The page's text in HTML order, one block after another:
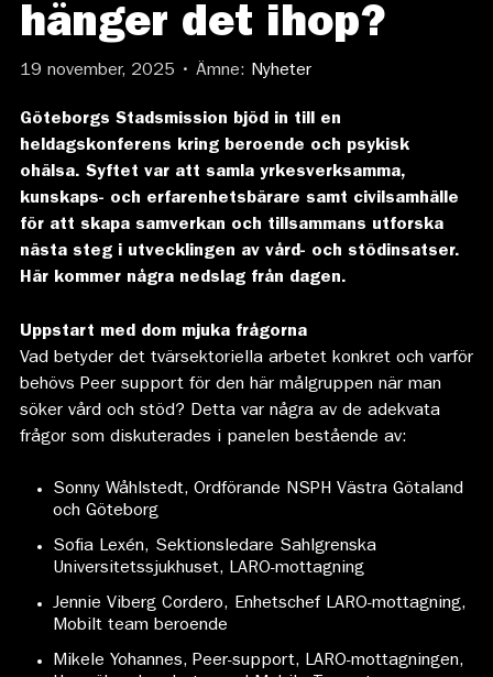
hänger det ihop?
19 november, 2025 • Ämne: Nyheter
Göteborgs Stadsmission bjöd in till en
heldagskonferens kring beroende och psykisk
ohälsa. Syftet var att samla yrkesverksamma,
kunskaps- och erfarenhetsbärare samt civilsamhälle
för att skapa samverkan och tillsammans utforska
nästa steg i utvecklingen av vård- och stödinsatser.
Här kommer några nedslag från dagen.
Uppstart med dom mjuka frågorna
Vad betyder det tvärsektoriella arbetet konkret och varför
behövs Peer support för den här målgruppen när man
söker vård och stöd? Detta var några av de adekvata
frågor som diskuterades i panelen bestående av:
Sonny Wåhlstedt, Ordförande NSPH Västra Götaland
och Göteborg
Sofia Lexén, Sektionsledare Sahlgrenska
Universitetssjukhuset, LARO-mottagning
Jennie Viberg Cordero, Enhetschef LARO-mottagning,
Mobilt team beroende
Mikele Yohannes, Peer-support, LARO-mottagningen,